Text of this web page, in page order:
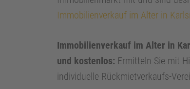
Immobilienverkauf im Alter in
Immobilienverkauf im Alter in
und kostenlos: Ermitteln Sie mit
individuelle Rückmietverkaufs-